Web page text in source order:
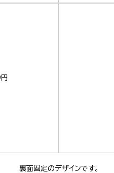
裏面固定のデザインです。